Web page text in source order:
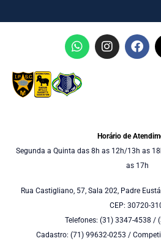
Horário de
Segunda a Quinta das 8h as 12h/13h as
as 17h
Rua Castigliano, 57, Sala 202, Padre
CEP: 30720-
Telefones: (31) 3347-4538 /
Cadastro: (71) 99632-0253 /